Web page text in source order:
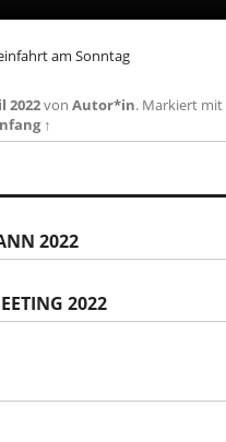
am Sonntag
2022von Autor*in. Markiert mit
↑
2022
2022